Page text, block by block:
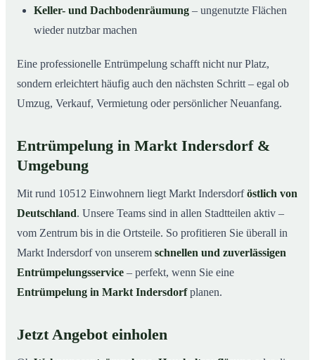
Keller- und Dachbodenräumung – ungenutzte Flächen
wieder nutzbar machen
Eine professionelle Entrümpelung schafft nicht nur Platz,
sondern erleichtert häufig auch den nächsten Schritt – egal ob
Umzug, Verkauf, Vermietung oder persönlicher Neuanfang.
Entrümpelung in Markt Indersdorf &
Umgebung
Mit rund 10512 Einwohnern liegt Markt Indersdorföstlich von
Deutschland. Unsere Teams sind in allen Stadtteilen aktiv –
vom Zentrum bis in die Ortsteile. So profitieren Sie überall in
Markt Indersdorf von unserem schnellen und zuverlässigen
Entrümpelungsservice – perfekt, wenn Sie eine
Entrümpelung in Markt Indersdorfplanen.
Jetzt Angebot einholen